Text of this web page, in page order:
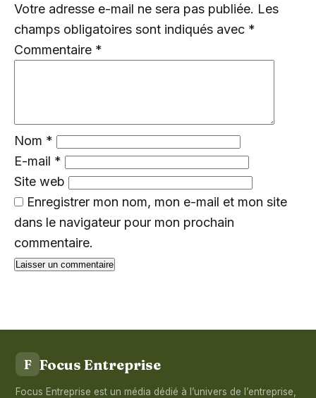
Votre adresse e-mail ne sera pas publiée. Les
champs obligatoires sont indiqués avec *
Commentaire *
Nom *
E-mail *
Site web
Enregistrer mon nom, mon e-mail et mon site
dans le navigateur pour mon prochain
commentaire.
F Focus Entreprise
Focus Entreprise est un média dédié à l’univers de l’entreprise,